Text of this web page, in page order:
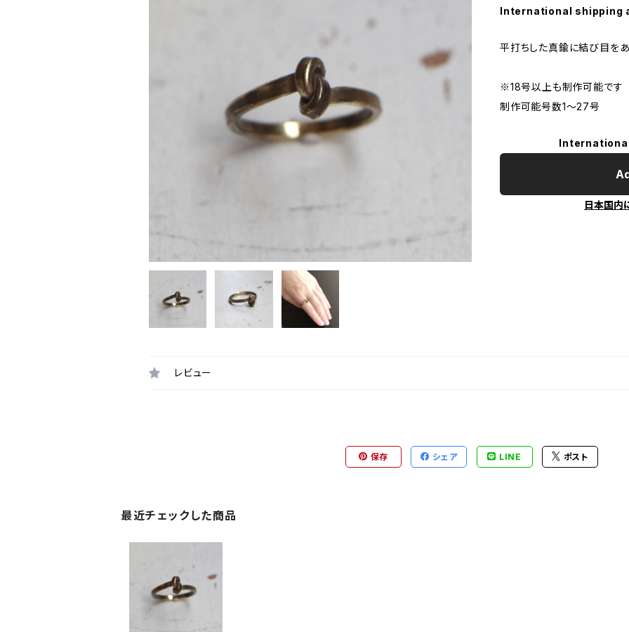
International shipping
平打ちした真鍮に結び目を
※18号以上も制作可能です
制作可能号数1〜27号
日本国内
レビュー
保存 シェア LINE ポスト
最近チェックした商品